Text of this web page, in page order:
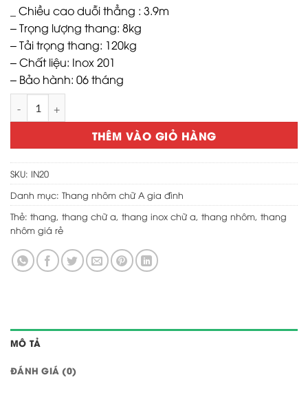
_ Chiều cao duỗi thẳng : 3.9m
– Trọng lượng thang: 8kg
– Tải trọng thang: 120kg
– Chất liệu: Inox 201
– Bảo hành: 06 tháng
Thang chữ a inox 2m chắc chắn loại dày số lượng
THÊM VÀO GIỎ HÀNG
SKU: IN20
Danh mục: Thang nhôm chữ A gia đình
Thẻ: thang, thang chữ a, thang inox chữ a, thang nhôm, thang
nhôm giá rẻ
MÔ TẢ
ĐÁNH GIÁ (0)